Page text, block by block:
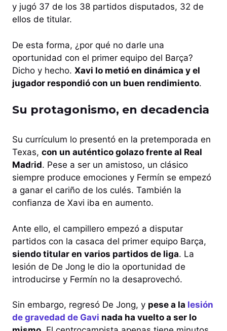
y jugó 37 de los 38 partidos disputados, 32 de
ellos de titular.
De esta forma, ¿por qué no darle una
oportunidad con el primer equipo del Barça?
Dicho y hecho. Xavi lo metió en dinámica y el
jugador respondió con un buen rendimiento.
Su protagonismo, en decadencia
Su currículum lo presentó en la pretemporada en
Texas, con un auténtico golazo frente al Real
Madrid. Pese a ser un amistoso, un clásico
siempre produce emociones y Fermín se empezó
a ganar el cariño de los culés. También la
confianza de Xavi iba en aumento.
Ante ello, el campillero empezó a disputar
partidos con la casaca del primer equipo Barça,
siendo titular en varios partidos de liga. La
lesión de De Jong le dio la oportunidad de
introducirse y Fermín no la desaprovechó.
Sin embargo, regresó De Jong, y pese a la lesión
de gravedad de Gavi nada ha vuelto a ser lo